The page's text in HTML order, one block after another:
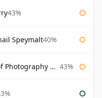
43%
Speymalt40%
Albert Watson 43%